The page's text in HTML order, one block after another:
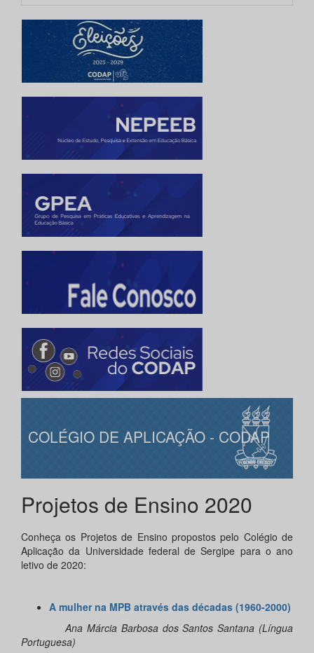
COLÉGIO DE APLICAÇÃO - CODAP
Projetos de Ensino 2020
Conheça os Projetos de Ensino propostos pelo Colégio de
Aplicação da Universidade federal de Sergipe para o ano
letivo de 2020:
A mulher na MPB através das décadas (1960-2000)
Ana Márcia Barbosa dos Santos Santana (Língua
Portuguesa)